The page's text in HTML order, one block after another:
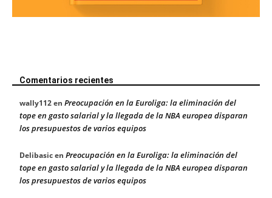
Comentarios recientes
wally112en Preocupación en la Euroliga: la eliminación del
tope en gasto salarial y la llegada de la NBA europea disparan
los presupuestos de varios equipos
Delibasicen Preocupación en la Euroliga: la eliminación del
tope en gasto salarial y la llegada de la NBA europea disparan
los presupuestos de varios equipos